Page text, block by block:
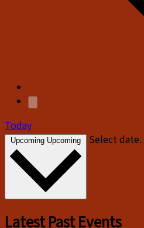
Today
Upcoming Upcoming Select date.
Latest Past Events